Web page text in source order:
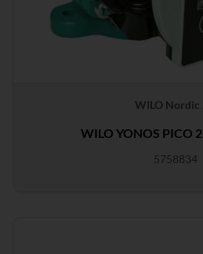
WILO Nordic
WILO YONOS PICO
5758834